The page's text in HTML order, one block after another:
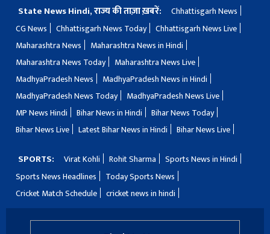
State News Hindi, राज्य की ताज़ा ख़बरें:
Chhattisgarh News
CG News
Chhattisgarh News Today
Chhattisgarh News Live
Maharashtra News
Maharashtra News in Hindi
Maharashtra News Today
Maharashtra News Live
MadhyaPradesh News
MadhyaPradesh News in Hindi
MadhyaPradesh News Today
MadhyaPradesh News Live
MP News Hindi
Bihar News in Hindi
Bihar News Today
Bihar News Live
Latest Bihar News in Hindi Bihar News Live
SPORTS: Virat Kohli Rohit Sharma
Sports News in Hindi
Sports News Headlines
Today Sports News
Cricket Match Schedule
cricket news in hindi